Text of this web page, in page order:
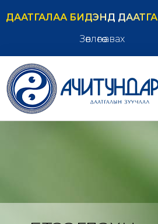
ДААТГАЛАА БИДЭНД ДААТГА
Зөвлөгөө авах